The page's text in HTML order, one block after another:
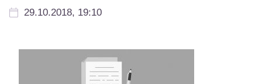
29.10.2018, 19:10